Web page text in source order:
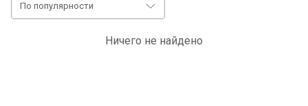
По популярности
Ничего не найдено